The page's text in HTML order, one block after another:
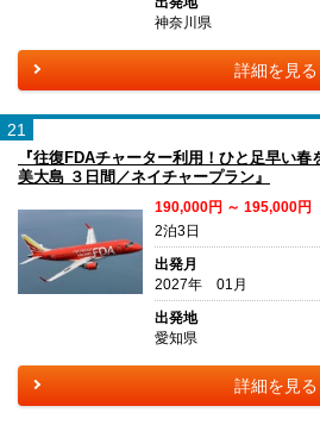
神奈川県
詳細を見る
21
『往復FDAチャーター利用！ひと足早い
美大島 ３日間／ネイチャープラン』
190,000円 ～ 195,000円
2泊3日
出発月
2027年 01月
出発地
愛知県
詳細を見る